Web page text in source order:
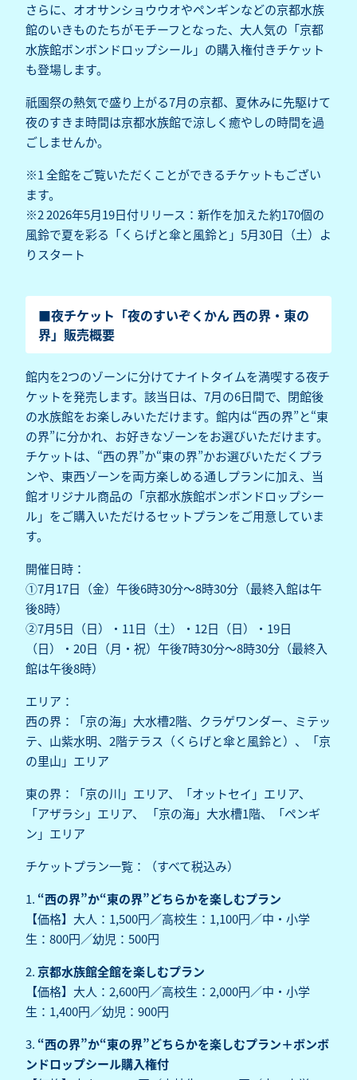
さらに、オオサンショウウオやペンギンなどの京都水族
館のいきものたちがモチーフとなった、大人気の「京都
水族館ボンボンドロップシール」の購入権付きチケット
も登場します。
祇園祭の熱気で盛り上がる7月の京都、夏休みに先駆けて
夜のすきま時間は京都水族館で涼しく癒やしの時間を過
ごしませんか。
※1 全館をご覧いただくことができるチケットもござい
ます。
※22026年5月19日付リリース：新作を加えた約170個の
風鈴で夏を彩る「くらげと傘と風鈴と」5月30日（土）よ
りスタート
■夜チケット「夜のすいぞくかん 西の界・東の
界」販売概要
館内を2つのゾーンに分けてナイトタイムを満喫する夜チ
ケットを発売します。該当日は、7月の6日間で、閉館後
の水族館をお楽しみいただけます。館内は“西の界”と“東
の界”に分かれ、お好きなゾーンをお選びいただけます。
チケットは、“西の界”か“東の界”かお選びいただくプラ
ンや、東西ゾーンを両方楽しめる通しプランに加え、当
館オリジナル商品の「京都水族館ボンボンドロップシー
ル」をご購入いただけるセットプランをご用意していま
す。
開催日時：
①7月17日（金）午後6時30分～8時30分（最終入館は午
後8時）
②7月5日（日）・11日（土）・12日（日）・19日
（日）・20日（月・祝）午後7時30分～8時30分（最終入
館は午後8時）
エリア：
西の界：「京の海」大水槽2階、クラゲワンダー、ミテッ
テ、山紫水明、2階テラス（くらげと傘と風鈴と）、「京
の里山」エリア
東の界：「京の川」エリア、「オットセイ」エリア、
「アザラシ」エリア、 「京の海」大水槽1階、「ペンギ
ン」エリア
チケットプラン一覧：（すべて税込み）
1. “西の界”か“東の界”どちらかを楽しむプラン
【価格】大人：1,500円／高校生：1,100円／中・小学
生：800円／幼児：500円
2.京都水族館全館を楽しむプラン
【価格】大人：2,600円／高校生：2,000円／中・小学
生：1,400円／幼児：900円
3. “西の界”か“東の界”どちらかを楽しむプラン＋ボンボ
ンドロップシール購入権付